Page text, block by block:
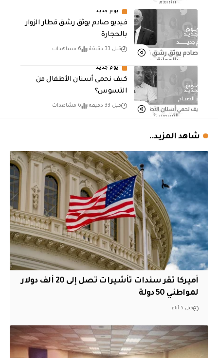
يوم جديد
فيديو صادم يوثق رشق قطار الزوار
بالحجارة
قبل 33 دقيقة 6 مشاهدات
يوم جديد
كيف نحمي أسنان الأطفال من
التسوس؟
قبل 33 دقيقة 6 مشاهدات
شاهد المزيد..
أميركا تقر سندات تأشيرات تصل إلى 20 ألف دولار
لمواطني 50 دولة
قبل 5 أيام